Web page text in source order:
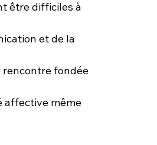
être difficiles à
et de la
fondée
affective même